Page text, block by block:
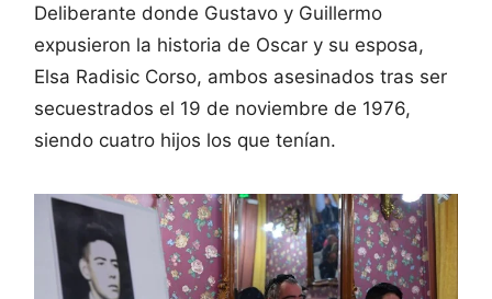
Deliberante donde Gustavo y Guillermo
expusieron la historia de Oscar y su esposa,
Elsa Radisic Corso, ambos asesinados tras ser
secuestrados el 19 de noviembre de 1976,
siendo cuatro hijos los que tenían.